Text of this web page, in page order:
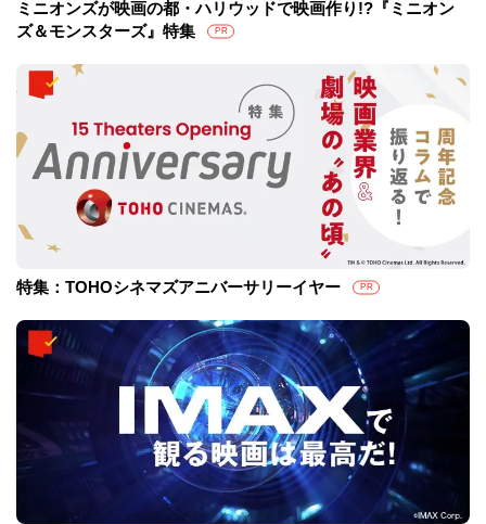
ミニオンズが映画の都・ハリウッドで映画作り!?『ミニオン
ズ＆モンスターズ』特集
PR
特集：TOHOシネマズアニバーサリーイヤー PR